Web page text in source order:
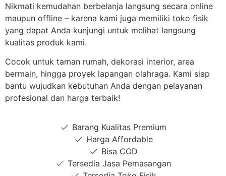
Nikmati kemudahan berbelanja langsung secara online
maupun offline – karena kami juga memiliki toko fisik
yang dapat Anda kunjungi untuk melihat langsung
kualitas produk kami.
Cocok untuk taman rumah, dekorasi interior, area
bermain, hingga proyek lapangan olahraga. Kami siap
bantu wujudkan kebutuhan Anda dengan pelayanan
profesional dan harga terbaik!
Barang Kualitas Premium
Harga Affordable
Bisa COD
Tersedia Jasa Pemasangan